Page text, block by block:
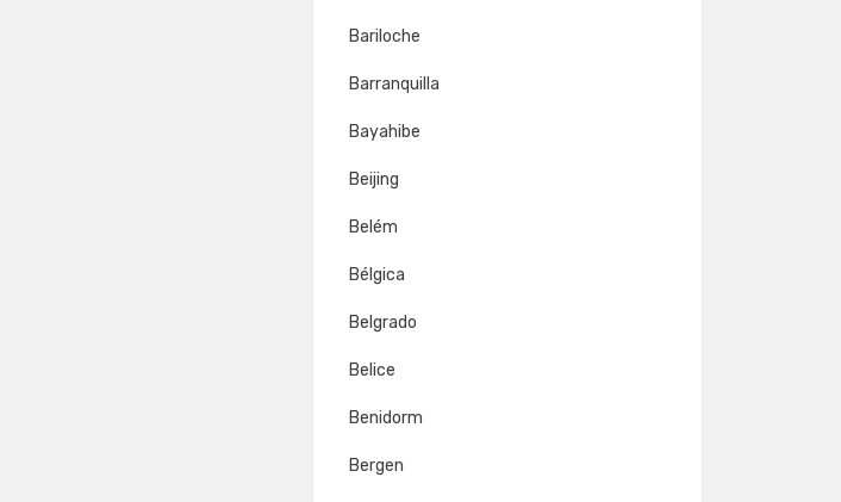
Bariloche
Barranquilla
Bayahibe
Beijing
Belém
Bélgica
Belgrado
Belice
Benidorm
Bergen